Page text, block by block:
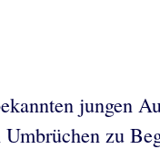
jungen
zu